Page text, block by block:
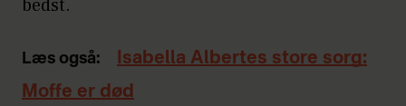
bedst.
Læs også:
Isabella Albertes store sorg:
Moffe er død